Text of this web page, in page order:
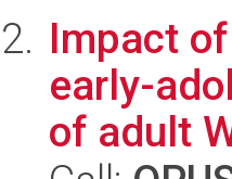
Impact
early-
of adult